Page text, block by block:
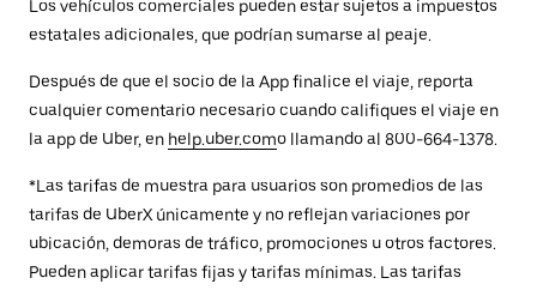
Los vehículos comerciales pueden estar sujetos a impuestos
estatales adicionales, que podrían sumarse al peaje.
Después de que el socio de la App finalice el viaje, reporta
cualquier comentario necesario cuando califiques el viaje en
la app de Uber, en help.uber.como llamando al 800-664-1378.
*Las tarifas de muestra para usuarios son promedios de las
tarifas de UberX únicamente y no reflejan variaciones por
ubicación, demoras de tráfico, promociones u otros factores.
Pueden aplicar tarifas fijas y tarifas mínimas. Las tarifas